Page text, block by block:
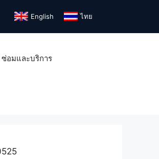
English ไทย
ซ่อมและบริการ